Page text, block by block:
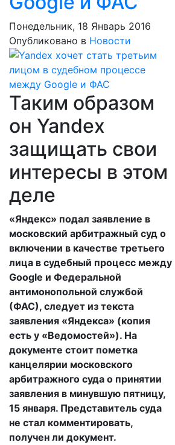
Понедельник, 18 Январь 2016
Опубликовано в Новости
Таким образом
он Yandex
защищать свои
интересы в этом
деле
«Яндекс» подал заявление в
московский арбитражный суд о
включении в качестве третьего
лица в судебный процесс между
Google и Федеральной
антимонопольной службой
(ФАС), следует из текста
заявления «Яндекса» (копия
есть у «Ведомостей»). На
документе стоит пометка
канцелярии московского
арбитражного суда о принятии
заявления в минувшую пятницу,
15 января. Представитель суда
не стал комментировать,
получен ли документ.